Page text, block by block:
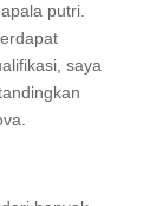
putri.
saya